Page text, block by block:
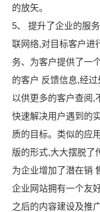
的放矢。
5、 提升了企业的服
联网络,对目标客户进
务、为客户提供了一
的客户 反馈信息,经
以供更多的客户查阅,
快速解决用户遇到的
质的目标。类似的应
版的形式,大大摆脱了
为企业增加了潜在销
企业网站拥有一个友
之后的内容建设及推